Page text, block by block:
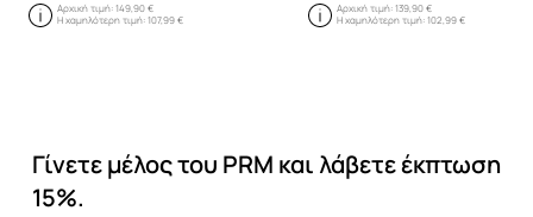
Αρχική τιμή:149,90 €
Η χαμηλότερη τιμή:107,99 €
Αρχική τιμή: 139,90 €
Η χαμηλότερη τιμή: 102,99 €
Γίνετε μέλος του PRM και λάβετε έκπτωση
15%.